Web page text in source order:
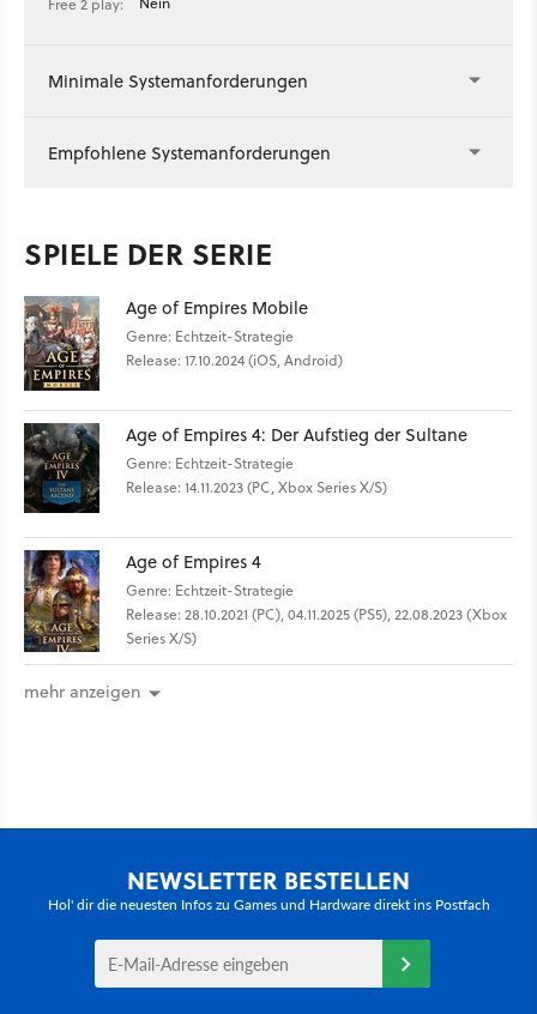
Free 2 play:
Minimale Systemanforderungen
Empfohlene Systemanforderungen
SPIELE DER SERIE
Age of Empires Mobile
Genre: Echtzeit-Strategie
Release: 17.10.2024 (iOS, Android)
Age of Empires 4: Der Aufstieg der Sultane
Genre: Echtzeit-Strategie
Release: 14.11.2023 (PC, Xbox Series X/S)
Age of Empires 4
Genre: Echtzeit-Strategie
Release: 28.10.2021 (PC), 04.11.2025 (PS5), 22.08.2023 (Xbox
Series X/S)
mehr anzeigen
NEWSLETTER BESTELLEN
Hol' dir die neuesten Infos zu Games und Hardware direkt ins Postfach